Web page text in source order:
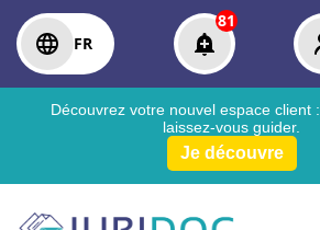
FR
81
Découvrez votre nouvel espace client :
laissez-vous guider.
Je découvre